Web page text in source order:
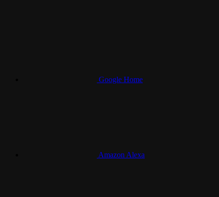
Google Home
Amazon Alexa